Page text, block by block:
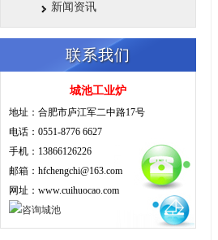
新闻资讯
联系我们
城池工业炉
地址：合肥市庐江军二中路17号
电话：0551-8776 6627
手机：13866126226
邮箱：hfchengchi@163.com
网址：www.cuihuocao.com